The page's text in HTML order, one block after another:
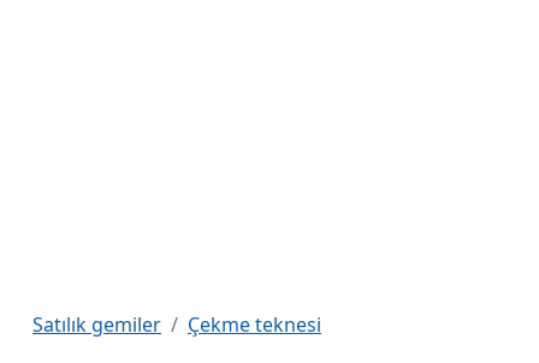
Satılık gemiler
Çekme teknesi